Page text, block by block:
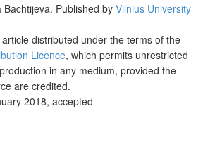
Published by Vilnius University
distributed under the terms of the
Licence, which permits unrestricted
in any medium, provided the
are credited.
2018, accepted